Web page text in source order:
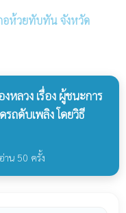
อห้วยทับทัน จังหวัด
หลวง เรื่อง ผู้ชนะการ
รถดับเพลิง โดยวิธี
าน 50 ครั้ง